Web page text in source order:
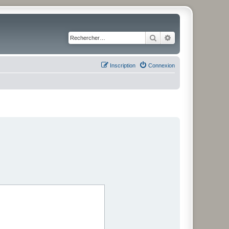
Rechercher
Connexion
Inscription